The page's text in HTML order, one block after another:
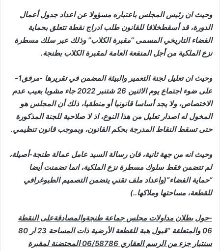
وحيث ان رئيس المجلس باعتباره مسؤولا عن اعداد جدول أعمال
الدورة، قد أسقطخلافا للقانون طلب ادراج نقطة تتعلق بحماية
الفضاء التاريخي المسمى “مقبرة الكلاب” وذلك عبر سلك مسطرة
نزع الملكية من أجل المنفعة العامة لمقبرة الكلاب بطنجة.
وحيث ان تعليل لجنة التعمير والبيئة المضمن في تقريرها -مرفق1-
على ضوء اجتماع يوم الاثنين 26 شتنبر 2022 جاء مشوبا بعيب عدم
الاختصاص، ولا يجد أساسا قانونيا أو منطقيا، ذلك أن المجلس هو
المخول له اصدار تعليل من هذا النوع، اذ لا صلاحية للجنة المذكورة
حتى تسقط النقاط المدرجة بحكم القانون، وبموجب قانون تنظيمي.
وحيث انه من جهة ثانية، فان رسالة السيد عامل عمالة طنجة-أصيلة،
لم تتضمن فقط سلوك مسطرة نزع الملكية، انما تضمنت أيضا
“حماية الفضاء”(واعداد ملف تقني يتضمن التصميم الطبوغرافي
للقطعة، مساحتها وملاكها..)
-حول بطلان مداولات مجلس جماعة طنجةوالمصادقةعلى النقطة
06 والمتعلقة “قبول هبة للقطعة الأرضية ذات المساحة 23 ار 80
سنتيار جزء من الرسم العقاري 06/58786 المحتضنة لمقبرة